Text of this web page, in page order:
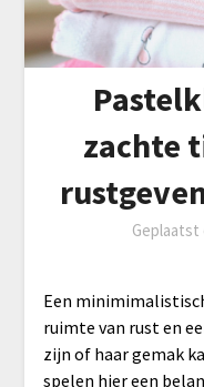
zachte
Geplaatst
Een
ruimte van rust en
zijn of haar gemak
spelen hier een